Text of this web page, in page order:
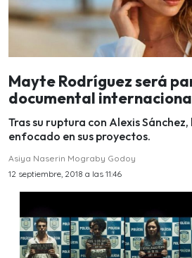
Mayte Rodríguez será
documental
Tras su ruptura con Alexis
enfocado en sus proyectos.
Asiya Naserin Mograby Godoy
12 septiembre, 2018 a las 11:46